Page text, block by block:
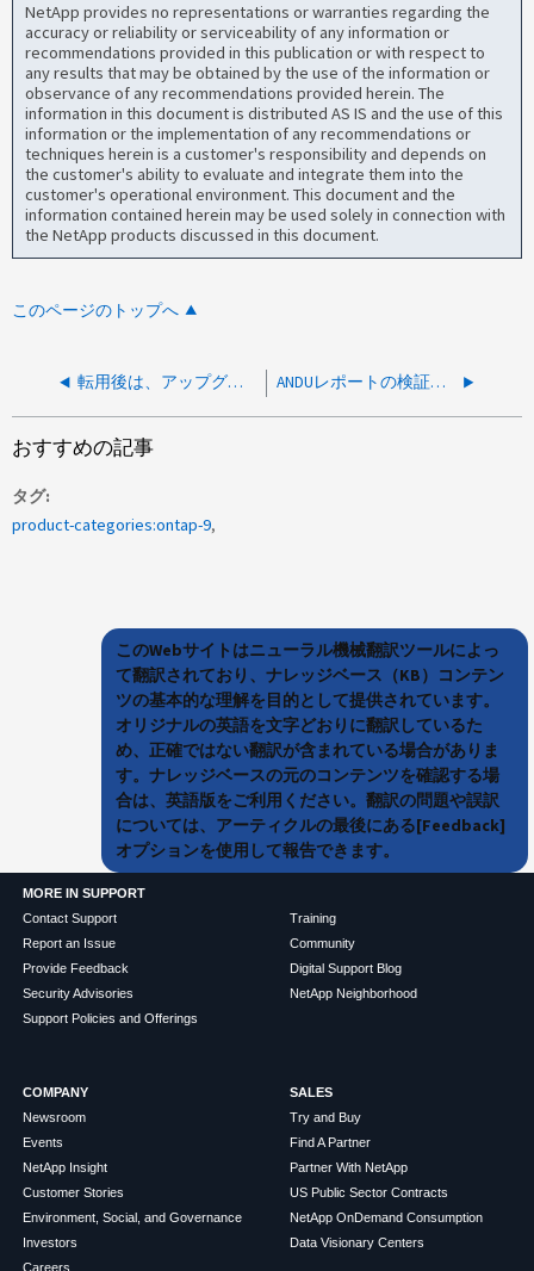
NetApp provides no representations or warranties regarding the
accuracy or reliability or serviceability of any information or
recommendations provided in this publication or with respect to
any results that may be obtained by the use of the information or
observance of any recommendations provided herein. The
information in this document is distributed AS IS and the use of this
information or the implementation of any recommendations or
techniques herein is a customer's responsibility and depends on
the customer's ability to evaluate and integrate them into the
customer's operational environment. This document and the
information contained herein may be used solely in connection with
the NetApp products discussed in this document.
このページのトップへ
転用後は、アップグレードパスを特定できません ANDUレポートの検証で、LIFがネットワークポートでホストされていないことを示す警告が表示されます。
おすすめの記事
タグ
product-categories:ontap-9
このWebサイトはニューラル機械翻訳ツールによっ
て翻訳されており、ナレッジベース（KB）コンテン
ツの基本的な理解を目的として提供されています。
オリジナルの英語を文字どおりに翻訳しているた
め、正確ではない翻訳が含まれている場合がありま
す。ナレッジベースの元のコンテンツを確認する場
合は、英語版をご利用ください。翻訳の問題や誤訳
については、アーティクルの最後にある[Feedback]
オプションを使用して報告できます。
MORE IN SUPPORT
Contact Support
Report an Issue
Provide Feedback
Security Advisories
Support Policies and Offerings
Training
Community
Digital Support Blog
NetApp Neighborhood
COMPANY
Newsroom
Events
NetApp Insight
Customer Stories
Environment, Social, and Governance
Investors
Careers
SALES
Try and Buy
Find A Partner
Partner With NetApp
US Public Sector Contracts
NetApp OnDemand Consumption
Data Visionary Centers